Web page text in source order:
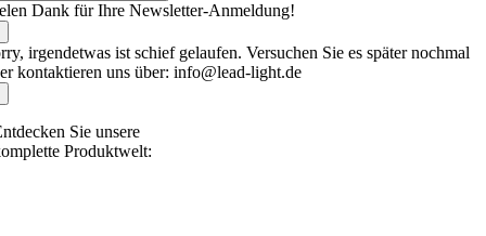
Dank für Ihre Newsletter-Anmeldung!
irgendetwas ist schief gelaufen. Versuchen Sie es später nochmal
kontaktieren uns über: info@lead-light.de
Sie unsere
Produktwelt: